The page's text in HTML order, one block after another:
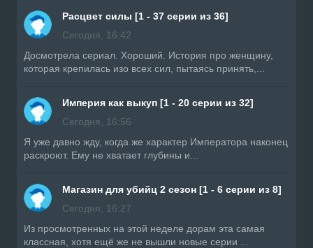
Расцвет силы [1 - 37 серии из 36]
Сегодня, 16:42
Досмотрела сериал. Хороший. История про женщину,
которая крепилась изо всех сил, пытаясь принять,...
Империя как выкуп [1 - 20 серии из 32]
Сегодня, 16:56
Я уже давно жду, когда же характер Императора наконец
раскроют. Ему не хватает глубины и...
Магазин для убийц 2 сезон [1 - 6 серии из 8]
Сегодня, 16:27
Из просмотренных на этой неделе дорам эта самая
классная, хотя ещё же не вышли новые серии ...